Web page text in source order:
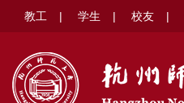
教工 | 学生 | 校友 |